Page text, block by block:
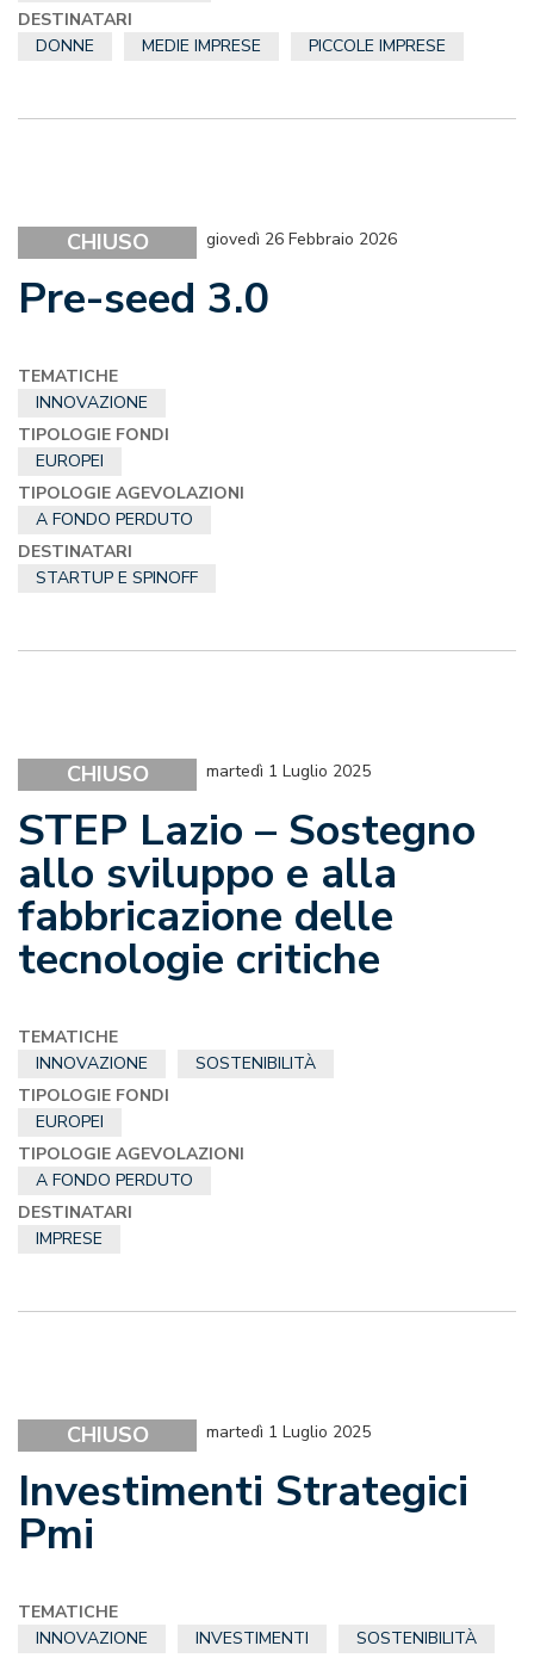
DESTINATARI
DONNE
MEDIE IMPRESE PICCOLE IMPRESE
CHIUSO giovedì 26 Febbraio 2026
Pre-seed 3.0
TEMATICHE
INNOVAZIONE
TIPOLOGIE FONDI
EUROPEI
TIPOLOGIE AGEVOLAZIONI
A FONDO PERDUTO
DESTINATARI
STARTUP E SPINOFF
CHIUSO martedì 1 Luglio 2025
STEP Lazio – Sostegno
allo sviluppo e alla
fabbricazione delle
tecnologie critiche
TEMATICHE
INNOVAZIONE
SOSTENIBILITÀ
TIPOLOGIE FONDI
EUROPEI
TIPOLOGIE AGEVOLAZIONI
A FONDO PERDUTO
DESTINATARI
IMPRESE
CHIUSO martedì 1 Luglio 2025
Investimenti Strategici
Pmi
TEMATICHE
INNOVAZIONE
INVESTIMENTI
SOSTENIBILITÀ